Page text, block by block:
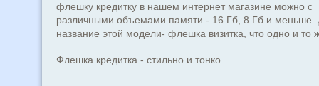
флешку кредитку в нашем интернет магазине можно с
различными объемами памяти - 16 Гб, 8 Гб и меньше.
название этой модели- флешка визитка, что одно и то
Флешка кредитка - стильно и тонко.